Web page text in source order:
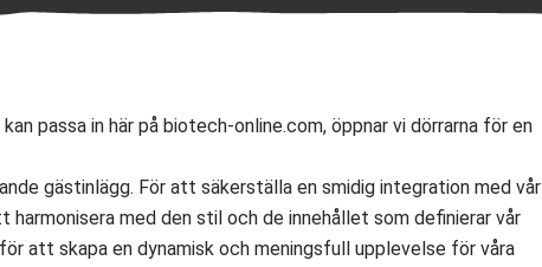
passa in här på biotech-online.com, öppnar vi dörrarna för en
gästinlägg. För att säkerställa en smidig integration med vår
med den stil och de innehållet som definierar vår
att skapa en dynamisk och meningsfull upplevelse för våra